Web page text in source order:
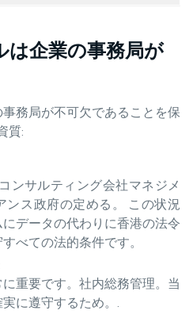
は企業の事務局が
務局が不可欠であることを保
質:
ンサルティング会社マネジメ
ンス政府の定める。 この状況
データの代わりに香港の法令
べての法的条件です。
重要です。社内総務管理。当
に遵守するため。.